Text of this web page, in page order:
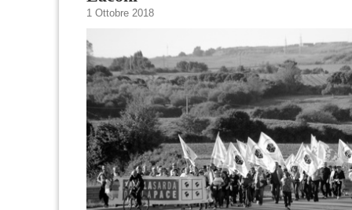
1 Ottobre 2018